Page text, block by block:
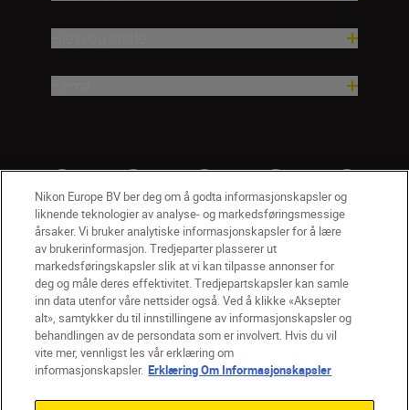
NO Nikon Sites
Kontakt oss Personvernerklæring
Vilkår og betingelser for Nikon Store
Erklæring Om Informasjonskapsler
Tilgjengelighet
Nikon Europe BV ber deg om å godta informasjonskapsler og
liknende teknologier av analyse- og markedsføringsmessige
årsaker. Vi bruker analytiske informasjonskapsler for å lære
av brukerinformasjon. Tredjeparter plasserer ut
markedsføringskapsler slik at vi kan tilpasse annonser for
deg og måle deres effektivitet. Tredjepartskapsler kan samle
inn data utenfor våre nettsider også. Ved å klikke «Aksepter
alt», samtykker du til innstillingene av informasjonskapsler og
behandlingen av de persondata som er involvert. Hvis du vil
vite mer, vennligst les vår erklæring om
informasjonskapsler. Erklæring Om Informasjonskapsler